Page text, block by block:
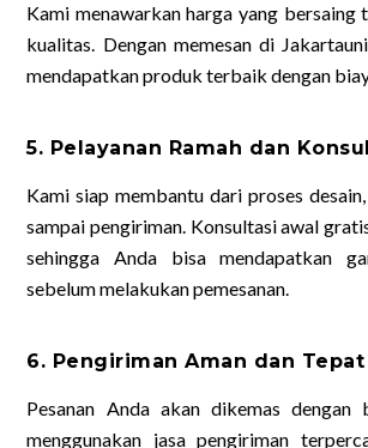
Kami menawarkan harga yang bersaing
kualitas. Dengan memesan di
mendapatkan produk terbaik dengan
5. Pelayanan Ramah dan
Kami siap membantu dari proses
sampai pengiriman. Konsultasi awal
sehingga Anda bisa mendapatkan
sebelum melakukan pemesanan.
6. Pengiriman Aman dan
Pesanan Anda akan dikemas
menggunakan jasa pengiriman